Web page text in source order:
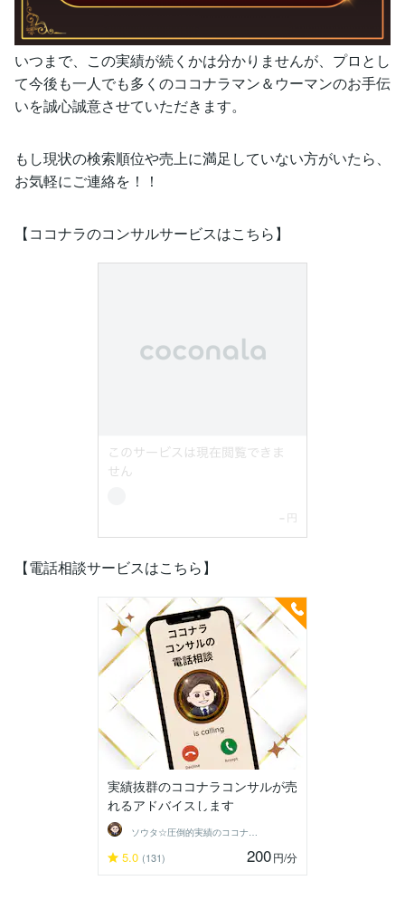
いつまで、この実績が続くかは分かりませんが、プロとし
て今後も一人でも多くのココナラマン＆ウーマンのお手伝
いを誠心誠意させていただきます。
もし現状の検索順位や売上に満足していない方がいたら、
お気軽にご連絡を！！
【ココナラのコンサルサービスはこちら】
【電話相談サービスはこちら】
実績抜群のココナラコンサルが売
れるアドバイスします
ソウタ☆圧倒的実績のココナ ラのコンサル
5.0 (131) 200円/分